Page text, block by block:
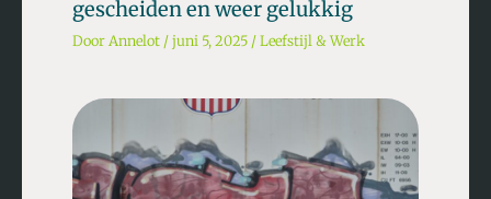
gescheiden en weer gelukkig
Door Annelot /juni 5, 2025 /Leefstijl & Werk